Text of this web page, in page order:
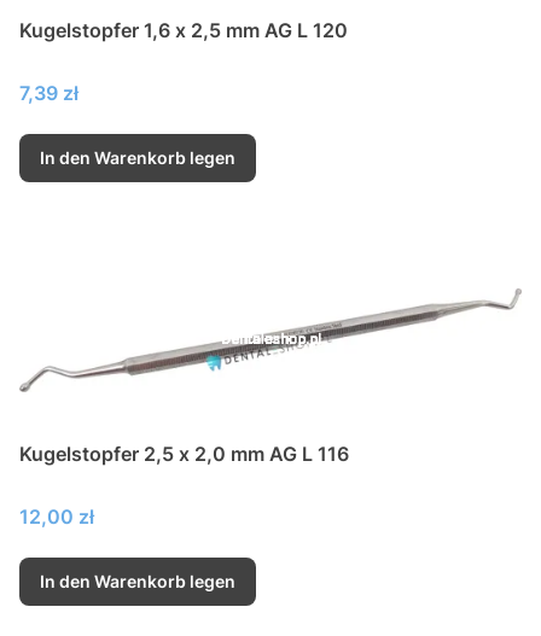
Kugelstopfer 1,6 x 2,5 mm AG L 120
Preis
7,39 zł
In den Warenkorb legen
Kugelstopfer 2,5 x 2,0 mm AG L 116
Preis
12,00 zł
In den Warenkorb legen